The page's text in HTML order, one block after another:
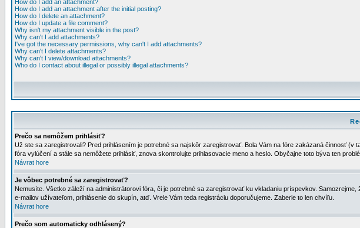
How do I add an attachment?
How do I add an attachment after the initial posting?
How do I delete an attachment?
How do I update a file comment?
Why isn't my attachment visible in the post?
Why can't I add attachments?
I've got the necessary permissions, why can't I add attachments?
Why can't I delete attachments?
Why can't I view/download attachments?
Who do I contact about illegal or possibly illegal attachments?
Prečo sa nemôžem prihlásiť?
Už ste sa zaregistrovali? Pred prihlásením je potrebné sa najskôr zaregistrovať. Bola Vám na fóre zakázaná činnosť
fóra vylúčení a stále sa nemôžete prihlásiť, znova skontrolujte prihlasovacie meno a heslo. Obyčajne toto býva ten
Návrat hore
Je vôbec potrebné sa zaregistrovať?
Nemusíte. Všetko záleží na administrátorovi fóra, či je potrebné sa zaregistrovať ku vkladaniu príspevkov.
e-mailov užívateľom, prihlásenie do skupín, atď. Vrele Vám teda registráciu doporučujeme. Zaberie to len chvíľu.
Návrat hore
Prečo som automaticky odhlásený?